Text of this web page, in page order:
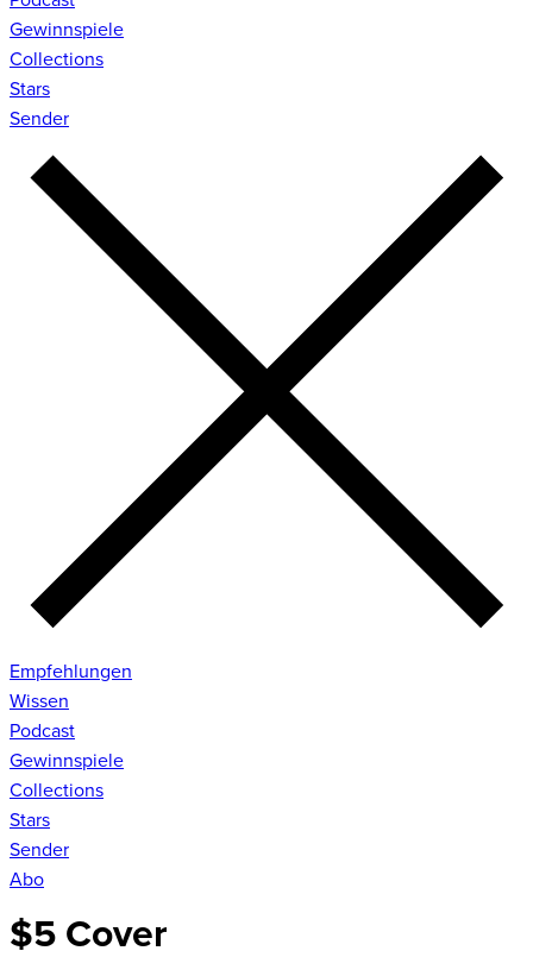
Gewinnspiele
Collections
Stars
Sender
Empfehlungen
Wissen
Podcast
Gewinnspiele
Collections
Stars
Sender
Abo
$5 Cover